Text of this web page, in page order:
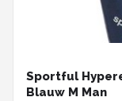
Sportful
Blauw M Man